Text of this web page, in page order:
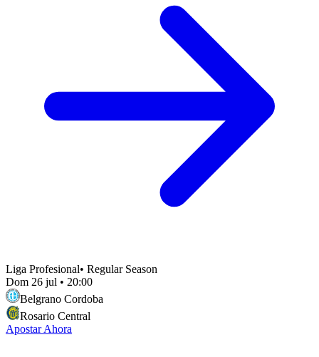
Liga Profesional• Regular Season
Dom 26 jul • 20:00
Belgrano Cordoba
Rosario Central
Apostar Ahora